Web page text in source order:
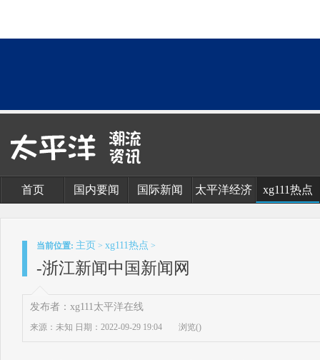
首页 国内要闻 国际新闻 太平洋经济 xg111热点
当前位置: 主页 > xg111热点 >
-浙江新闻中国新闻网
发布者：xg111太平洋在线
来源：未知 日期：2022-09-29 19:04 浏览()